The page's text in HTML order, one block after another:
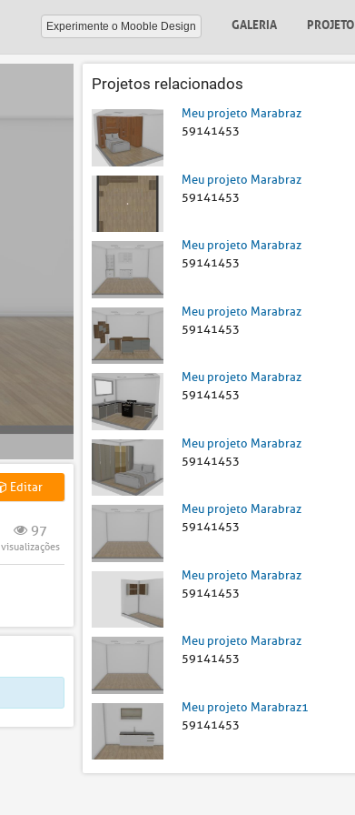
Experimente o Mooble Design GALERIA PROJETO
Editar
97
visualizações
Projetos relacionados
Meu projeto Marabraz
59141453
Meu projeto Marabraz
59141453
Meu projeto Marabraz
59141453
Meu projeto Marabraz
59141453
Meu projeto Marabraz
59141453
Meu projeto Marabraz
59141453
Meu projeto Marabraz
59141453
Meu projeto Marabraz
59141453
Meu projeto Marabraz
59141453
Meu projeto Marabraz1
59141453